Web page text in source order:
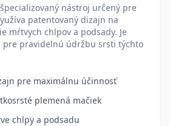
nástroj určený pre
patentovaný dizajn na
mŕtvych chlpov a podsady. Je
pre pravidelnú údržbu srsti týchto
pre maximálnu účinnosť
plemená mačiek
chlpy a podsadu